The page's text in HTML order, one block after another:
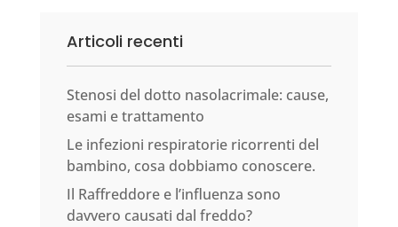
Articoli recenti
Stenosi del dotto nasolacrimale: cause,
esami e trattamento
Le infezioni respiratorie ricorrenti del
bambino, cosa dobbiamo conoscere.
Il Raffreddore e l’influenza sono
davvero causati dal freddo?